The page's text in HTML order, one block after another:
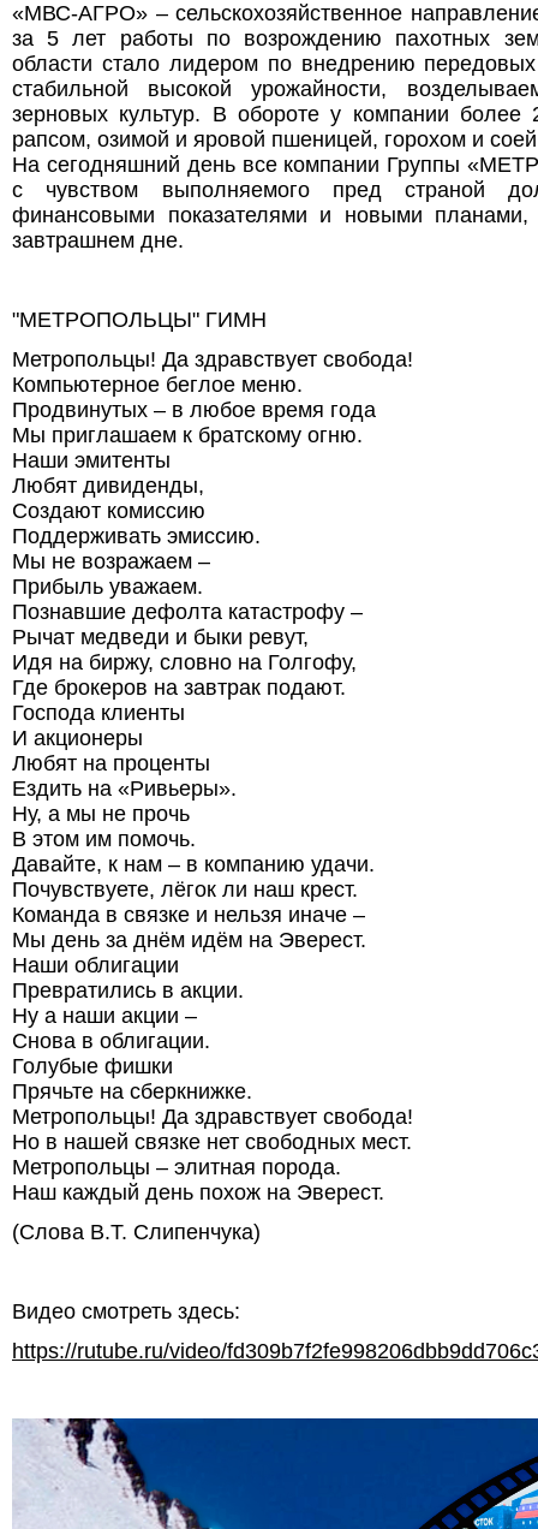
«МВС-АГРО» – сельскохозяйственное
за 5 лет работы по возрождению пахотных
области стало лидером по внедрению
стабильной высокой урожайности,
зерновых культур. В обороте у компании более
рапсом, озимой и яровой пшеницей, горохом и
На сегодняшний день все компании Группы
с чувством выполняемого пред страной
финансовыми показателями и новыми
завтрашнем дне.
"МЕТРОПОЛЬЦЫ" ГИМН
Метропольцы! Да здравствует свобода!
Компьютерное беглое меню.
Продвинутых – в любое время года
Мы приглашаем к братскому огню.
Наши эмитенты
Любят дивиденды,
Создают комиссию
Поддерживать эмиссию.
Мы не возражаем –
Прибыль уважаем.
Познавшие дефолта катастрофу –
Рычат медведи и быки ревут,
Идя на биржу, словно на Голгофу,
Где брокеров на завтрак подают.
Господа клиенты
И акционеры
Любят на проценты
Ездить на «Ривьеры».
Ну, а мы не прочь
В этом им помочь.
Давайте, к нам – в компанию удачи.
Почувствуете, лёгок ли наш крест.
Команда в связке и нельзя иначе –
Мы день за днём идём на Эверест.
Наши облигации
Превратились в акции.
Ну а наши акции –
Снова в облигации.
Голубые фишки
Прячьте на сберкнижке.
Метропольцы! Да здравствует свобода!
Но в нашей связке нет свободных мест.
Метропольцы – элитная порода.
Наш каждый день похож на Эверест.
(Слова В.Т. Слипенчука)
Видео смотреть здесь:
https://rutube.ru/video/